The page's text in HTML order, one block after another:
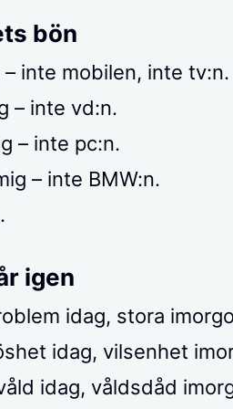
bön
– inte mobilen, inte tv:n.
– inte vd:n.
– inte pc:n.
– inte BMW:n.
igen
idag, stora
idag, vilsenhet
idag, våldsdåd